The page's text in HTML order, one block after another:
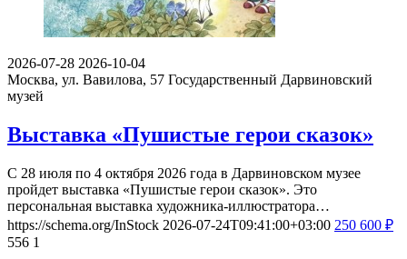
2026-07-28 2026-10-04
Москва, ул. Вавилова, 57 Государственный Дарвиновский
музей
Выставка «Пушистые герои сказок»
С 28 июля по 4 октября 2026 года в Дарвиновском музее
пройдет выставка «Пушистые герои сказок». Это
персональная выставка художника-иллюстратора…
https://schema.org/InStock 2026-07-24T09:41:00+03:00 250 600 ₽
556 1